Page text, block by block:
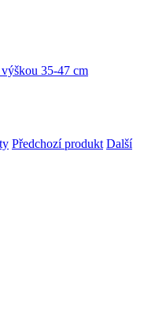
35-47 cm
Předchozí produkt Další